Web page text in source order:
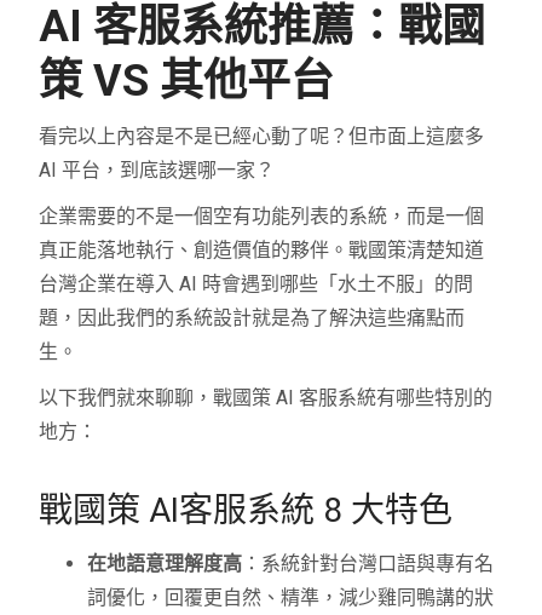
AI 客服系統推薦：戰國
策 VS 其他平台
看完以上內容是不是已經心動了呢？但市面上這麼多
AI 平台，到底該選哪一家？
企業需要的不是一個空有功能列表的系統，而是一個
真正能落地執行、創造價值的夥伴。戰國策清楚知道
台灣企業在導入 AI 時會遇到哪些「水土不服」的問
題，因此我們的系統設計就是為了解決這些痛點而
生。
以下我們就來聊聊，戰國策 AI 客服系統有哪些特別的
地方：
戰國策 AI客服系統 8 大特色
在地語意理解度高 ：系統針對台灣口語與專有名
詞優化，回覆更自然、精準，減少雞同鴨講的狀